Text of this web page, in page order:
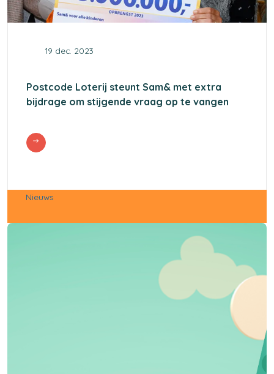
19 dec. 2023
Postcode Loterij steunt Sam& met extra
bijdrage om stijgende vraag op te vangen
Nieuws